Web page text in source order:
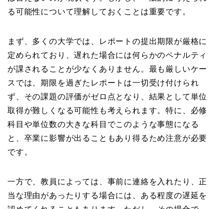
る可能性について理解しておくことは重要です。
まず、多くの大学では、レポートの提出期限が厳格に
定められており、遅れた場合には何らかのペナルティ
が課されることが少なくありません。最も厳しいケー
スでは、期限を過ぎたレポートは一切受け付けられ
ず、その課題の評価がゼロ点となり、結果として単位
取得が難しくなる可能性も考えられます。特に、必修
科目や単位数の大きな科目でこのような事態になる
と、卒業に影響が出ることもあり得るため注意が必要
です。
一方で、教員によっては、事前に連絡を入れたり、正
当な理由があったりする場合には、ある程度の遅延を